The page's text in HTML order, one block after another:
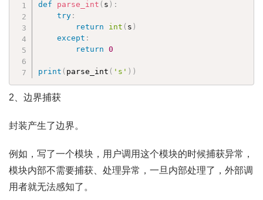
def parse_int ( s ) :
try :
return
int ( s )
except :
return
0
print ( parse_int ( 's' ) )
2、边界捕获
封装产生了边界。
例如，写了一个模块，用户调用这个模块的时候捕获异常，
模块内部不需要捕获、处理异常，一旦内部处理了，外部调
用者就无法感知了。